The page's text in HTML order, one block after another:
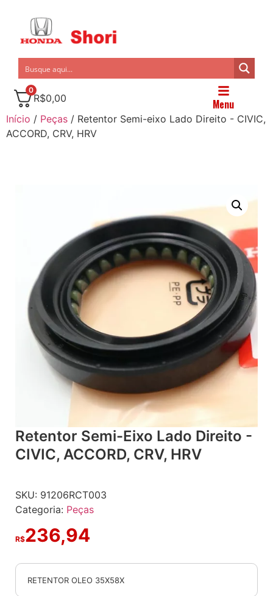
0
R$0,00 Menu
Início / Peças / Retentor Semi-eixo Lado Direito - CIVIC,
ACCORD, CRV, HRV
Retentor Semi-Eixo Lado Direito -
CIVIC, ACCORD, CRV, HRV
SKU: 91206RCT003
Categoria: Peças
R$236,94
RETENTOR OLEO 35X58X